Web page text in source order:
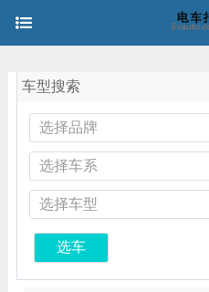
车型搜索
选择品牌
选择车系
选择车型
选车